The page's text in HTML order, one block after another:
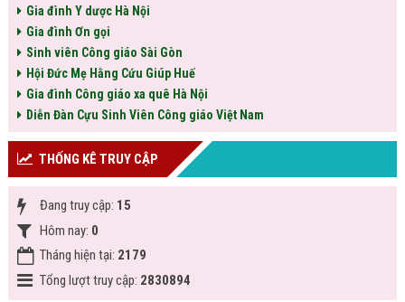
Gia đình Y dược Hà Nội
Gia đình Ơn gọi
Sinh viên Công giáo Sài Gòn
Hội Đức Mẹ Hằng Cứu Giúp Huế
Gia đình Công giáo xa quê Hà Nội
Diễn Đàn Cựu Sinh Viên Công giáo Việt Nam
THỐNG KÊ TRUY CẬP
Đang truy cập: 15
Hôm nay: 0
Tháng hiện tại: 2179
Tổng lượt truy cập: 2830894